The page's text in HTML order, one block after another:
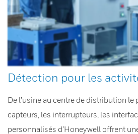
Détection pour les
De l’usine au centre de distribution le
capteurs, les interrupteurs, les
personnalisés d’Honeywell offrent